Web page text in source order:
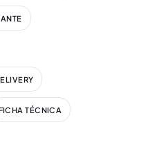
TÉCNICA